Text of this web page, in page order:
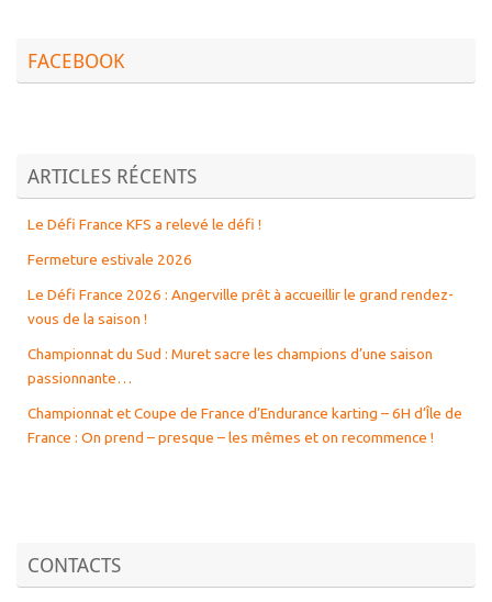
FACEBOOK
ARTICLES RÉCENTS
Le Défi France KFS a relevé le défi !
Fermeture estivale 2026
Le Défi France 2026 : Angerville prêt à accueillir le grand rendez-
vous de la saison !
Championnat du Sud : Muret sacre les champions d’une saison
passionnante…
Championnat et Coupe de France d’Endurance karting – 6H d’Île de
France : On prend – presque – les mêmes et on recommence !
CONTACTS